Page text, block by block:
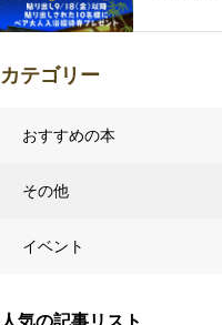
カテゴリー
おすすめの本
その他
イベント